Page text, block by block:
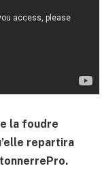
la foudre
repartira
.